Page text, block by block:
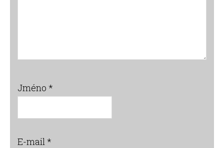
Jméno *
E-mail *